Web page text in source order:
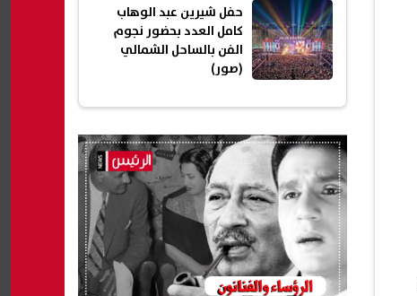
حفل شيرين عبد الوهاب
كامل العدد بحضور نجوم
الفن بالساحل الشمالي
(صور)